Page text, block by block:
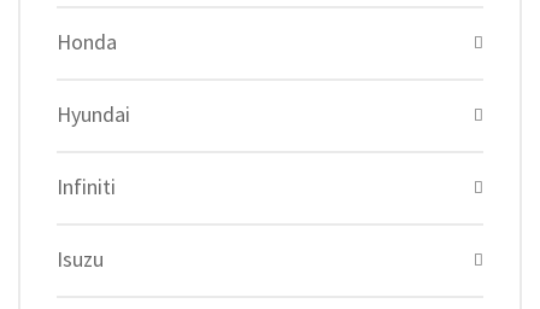
Honda
Hyundai
Infiniti
Isuzu